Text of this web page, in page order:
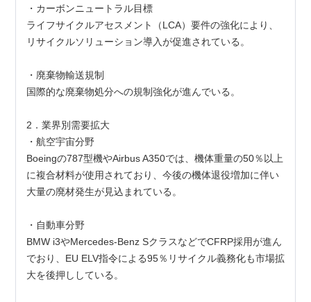
・カーボンニュートラル目標
ライフサイクルアセスメント（LCA）要件の強化により、
リサイクルソリューション導入が促進されている。
・廃棄物輸送規制
国際的な廃棄物処分への規制強化が進んでいる。
2．業界別需要拡大
・航空宇宙分野
Boeingの787型機やAirbus A350では、機体重量の50％以上
に複合材料が使用されており、今後の機体退役増加に伴い
大量の廃材発生が見込まれている。
・自動車分野
BMW i3やMercedes-Benz SクラスなどでCFRP採用が進ん
でおり、EU ELV指令による95％リサイクル義務化も市場拡
大を後押ししている。